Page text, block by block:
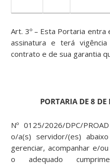
Art. 3º – Esta Portaria entra
assinatura e terá
contrato e de sua garantia
PORTARIA DE 8
Nº 0125/2026/DPC/
o/a(s) servidor/(es)
gerenciar, acompanhar e/
o adequado